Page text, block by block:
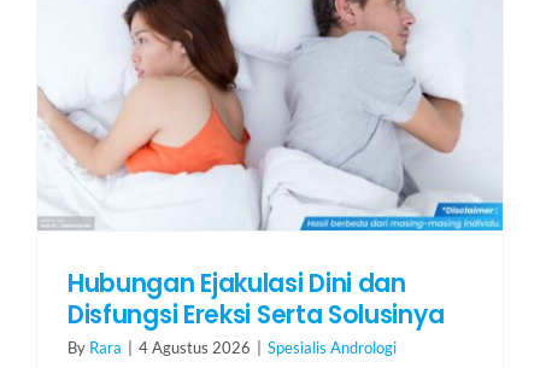
Hubungan Ejakulasi Dini dan
Disfungsi Ereksi Serta Solusinya
By Rara 4 Agustus 2026 Spesialis Andrologi